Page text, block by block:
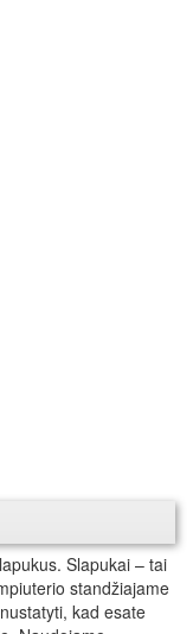
Slapukai – tai
standžiajame
kad esate